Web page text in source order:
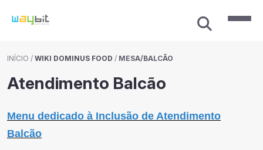
INÍCIO / WIKI DOMINUS FOOD / MESA/BALCÃO
Atendimento Balcão
Menu dedicado à Inclusão de Atendimento
Balcão